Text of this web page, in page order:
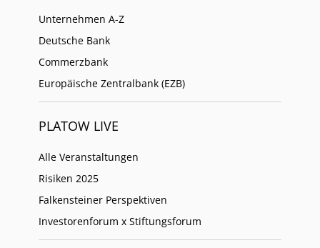
Unternehmen A-Z
Deutsche Bank
Commerzbank
Europäische Zentralbank (EZB)
PLATOW LIVE
Alle Veranstaltungen
Risiken 2025
Falkensteiner Perspektiven
Investorenforum x Stiftungsforum